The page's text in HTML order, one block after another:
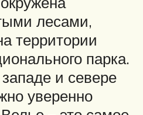
лесами,
территории
парка.
и севере
уверенно